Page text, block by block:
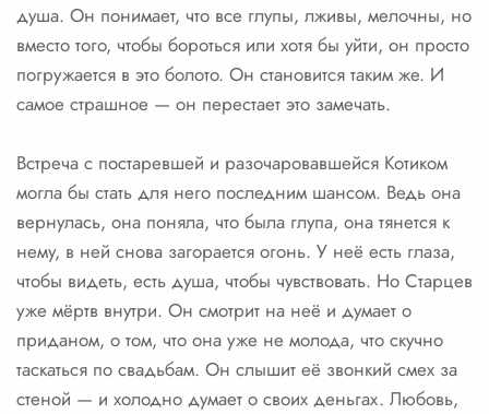
душа. Он понимает, что все глупы, лживы, мелочны, но
вместо того, чтобы бороться или хотя бы уйти, он просто
погружается в это болото. Он становится таким же. И
самое страшное — он перестает это замечать.
Встреча с постаревшей и разочаровавшейся Котиком
могла бы стать для него последним шансом. Ведь она
вернулась, она поняла, что была глупа, она тянется к
нему, в ней снова загорается огонь. У неё есть глаза,
чтобы видеть, есть душа, чтобы чувствовать. Но Старцев
уже мёртв внутри. Он смотрит на неё и думает о
приданом, о том, что она уже не молода, что скучно
таскаться по свадьбам. Он слышит её звонкий смех за
стеной — и холодно думает о своих деньгах. Любовь,